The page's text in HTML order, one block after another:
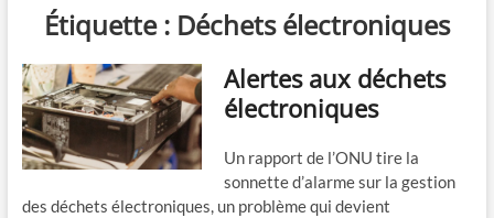
Étiquette : Déchets électroniques
Alertes aux déchets
électroniques
Un rapport de l’ONU tire la
sonnette d’alarme sur la gestion
des déchets électroniques, un problème qui devient